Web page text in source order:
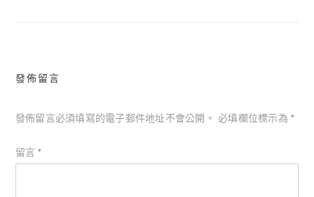
發佈留言
發佈留言必須填寫的電子郵件地址不會公開。 必填欄位標示為*
留言 *